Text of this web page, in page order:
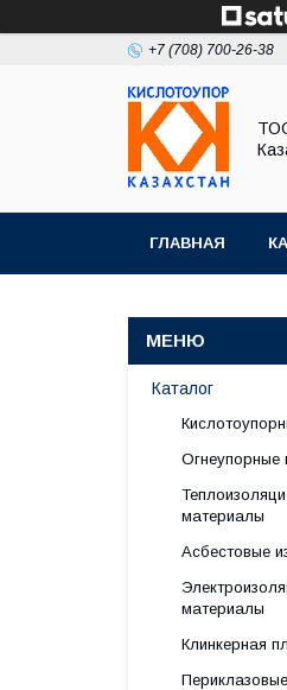
+7 (708) 700-26-38
ГЛАВНАЯ
Каталог
Огнеупорные
материалы
Асбестовые
материалы
Клинкерная